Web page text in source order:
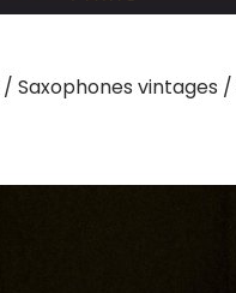
/ Saxophones vintages /